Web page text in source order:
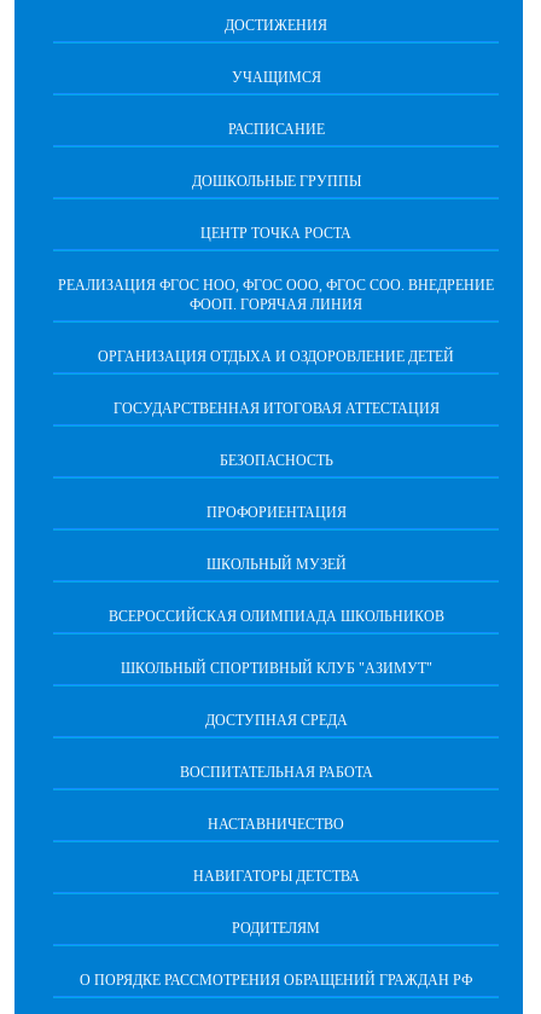
ДОСТИЖЕНИЯ
УЧАЩИМСЯ
РАСПИСАНИЕ
ДОШКОЛЬНЫЕ ГРУППЫ
ЦЕНТР ТОЧКА РОСТА
РЕАЛИЗАЦИЯ ФГОС НОО, ФГОС ООО, ФГОС СОО. ВНЕДРЕНИЕ
ФООП. ГОРЯЧАЯ ЛИНИЯ
ОРГАНИЗАЦИЯ ОТДЫХА И ОЗДОРОВЛЕНИЕ ДЕТЕЙ
ГОСУДАРСТВЕННАЯ ИТОГОВАЯ АТТЕСТАЦИЯ
БЕЗОПАСНОСТЬ
ПРОФОРИЕНТАЦИЯ
ШКОЛЬНЫЙ МУЗЕЙ
ВСЕРОССИЙСКАЯ ОЛИМПИАДА ШКОЛЬНИКОВ
ШКОЛЬНЫЙ СПОРТИВНЫЙ КЛУБ "АЗИМУТ"
ДОСТУПНАЯ СРЕДА
ВОСПИТАТЕЛЬНАЯ РАБОТА
НАСТАВНИЧЕСТВО
НАВИГАТОРЫ ДЕТСТВА
РОДИТЕЛЯМ
О ПОРЯДКЕ РАССМОТРЕНИЯ ОБРАЩЕНИЙ ГРАЖДАН РФ